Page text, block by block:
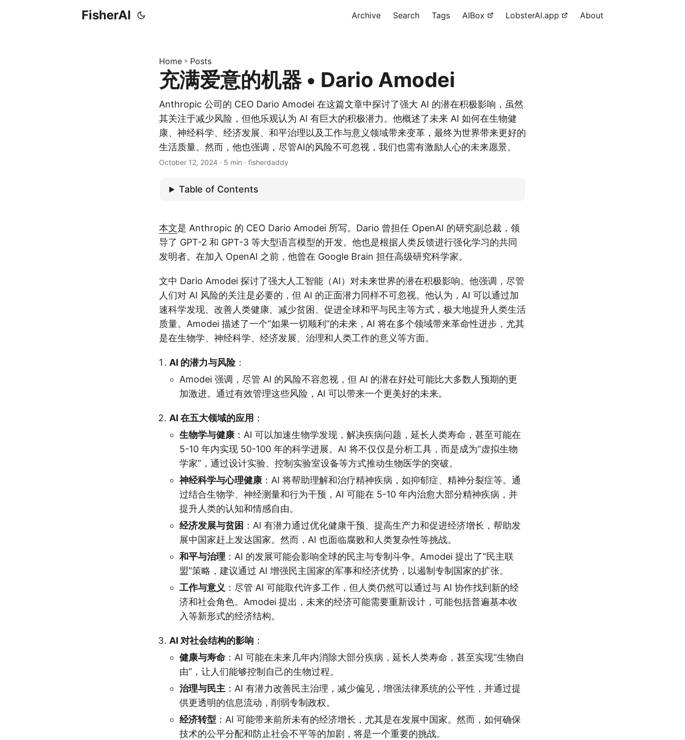
FisherAI Archive Search Tags AIBox LobsterAI.app About
Home » Posts
充满爱意的机器 • Dario Amodei
Anthropic 公司的 CEO Dario Amodei 在这篇文章中探讨了强大 AI 的潜在积极影响，虽然
其关注于减少风险，但他乐观认为 AI 有巨大的积极潜力。他概述了未来 AI 如何在生物健
康、神经科学、经济发展、和平治理以及工作与意义领域带来变革，最终为世界带来更好的
生活质量。然而，他也强调，尽管AI的风险不可忽视，我们也需有激励人心的未来愿景。
October 12, 2024 · 5 min · fisherdaddy
Table of Contents
本文是 Anthropic 的 CEO Dario Amodei 所写。Dario 曾担任 OpenAI 的研究副总裁，领
导了 GPT-2 和 GPT-3 等大型语言模型的开发。他也是根据人类反馈进行强化学习的共同
发明者。在加入 OpenAI 之前，他曾在 Google Brain 担任高级研究科学家。
文中 Dario Amodei 探讨了强大人工智能（AI）对未来世界的潜在积极影响。他强调，尽管
人们对 AI 风险的关注是必要的，但 AI 的正面潜力同样不可忽视。他认为，AI 可以通过加
速科学发现、改善人类健康、减少贫困、促进全球和平与民主等方式，极大地提升人类生活
质量。Amodei 描述了一个“如果一切顺利”的未来，AI 将在多个领域带来革命性进步，尤其
是在生物学、神经科学、经济发展、治理和人类工作的意义等方面。
AI 的潜力与风险：
Amodei 强调，尽管 AI 的风险不容忽视，但 AI 的潜在好处可能比大多数人预期的更
加激进。通过有效管理这些风险，AI 可以带来一个更美好的未来。
AI 在五大领域的应用 ：
生物学与健康：AI 可以加速生物学发现，解决疾病问题，延长人类寿命，甚至可能在
5-10 年内实现 50-100 年的科学进展。AI 将不仅仅是分析工具，而是成为“虚拟生物
学家”，通过设计实验、控制实验室设备等方式推动生物医学的突破。
神经科学与心理健康：AI 将帮助理解和治疗精神疾病，如抑郁症、精神分裂症等。通
过结合生物学、神经测量和行为干预，AI 可能在 5-10 年内治愈大部分精神疾病，并
提升人类的认知和情感自由。
经济发展与贫困 ：AI 有潜力通过优化健康干预、提高生产力和促进经济增长，帮助发
展中国家赶上发达国家。然而，AI 也面临腐败和人类复杂性等挑战。
和平与治理 ：AI 的发展可能会影响全球的民主与专制斗争。Amodei 提出了“民主联
盟”策略，建议通过 AI 增强民主国家的军事和经济优势，以遏制专制国家的扩张。
工作与意义 ：尽管 AI 可能取代许多工作，但人类仍然可以通过与 AI 协作找到新的经
济和社会角色。Amodei 提出，未来的经济可能需要重新设计，可能包括普遍基本收
入等新形式的经济结构。
AI 对社会结构的影响 ：
健康与寿命 ：AI 可能在未来几年内消除大部分疾病，延长人类寿命，甚至实现“生物自
由”，让人们能够控制自己的生物过程。
治理与民主 ：AI 有潜力改善民主治理，减少偏见，增强法律系统的公平性，并通过提
供更透明的信息流动，削弱专制政权。
经济转型 ：AI 可能带来前所未有的经济增长，尤其是在发展中国家。然而，如何确保
技术的公平分配和防止社会不平等的加剧，将是一个重要的挑战。